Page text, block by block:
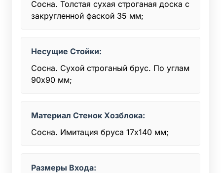
Сосна. Толстая сухая строганая доска с
закругленной фаской 35 мм;
Несущие Стойки:
Сосна. Сухой строганый брус. По углам
90х90 мм;
Материал Стенок Хозблока:
Сосна. Имитация бруса 17х140 мм;
Размеры Входа: